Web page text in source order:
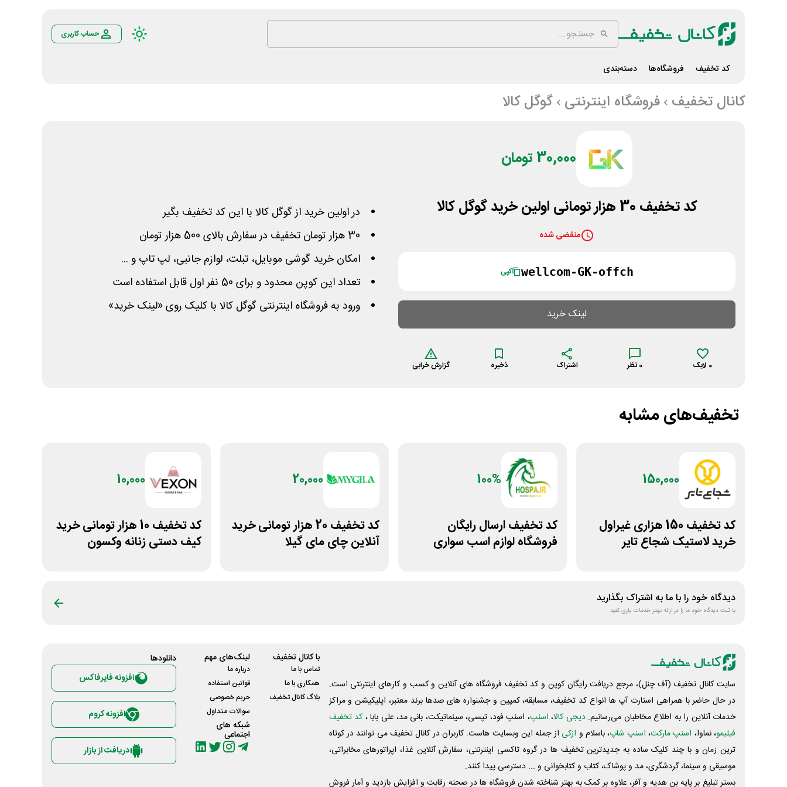
حساب کاربری
کد تخفیف فروشگاه‌ها دسته‌بندی
کانال تخفیف فروشگاه اینترنتی گوگل کالا
30,000 تومان
کد تخفیف 30 هزار تومانی اولین خرید گوگل کالا
منقضی شده
wellcom-GK-offch کپی
لینک خرید
0 لایک 0 نظر اشتراک ذخیره گزارش خرابی
در اولین خرید از گوگل کالا با این کد تخفیف بگیر
30 هزار تومان تخفیف در سفارش بالای 500 هزار تومان
امکان خرید گوشی موبایل، تبلت، لوازم جانبی، لپ تاپ و ...
تعداد این کوپن محدود و برای 50 نفر اول قابل استفاده است
ورود به فروشگاه اینترنتی گوگل کالا با کلیک روی «لینک خرید»
تخفیف‌های مشابه
150,000
کد تخفیف 150 هزاری غیراول
خرید لاستیک شجاع تایر
100%
کد تخفیف ارسال رایگان
فروشگاه لوازم اسب سواری
20,000
کد تخفیف 20 هزار تومانی خرید
آنلاین چای مای گیلا
10,000
کد تخفیف 10 هزار تومانی خرید
کیف دستی زنانه وکسون
دیدگاه خود را با ما به اشتراک بگذارید
با ثبت دیدگاه خود ما را در ارائه بهتر خدمات یاری کنید
سایت کانال تخفیف (آف چنل)، مرجع دریافت رایگان کوپن و کد تخفیف فروشگاه های آنلاین و کسب و‌ کارهای اینترنتی است.
در حال حاضر با همراهی استارت آپ ها انواع کد تخفیف، مسابقه، کمپین و جشنواره های صدها برند معتبر، اپلیکیشن و مراکز
خدمات آنلاین را به اطلاع مخاطبان می‌رسانیم. دیجی کالا، اسنپ، اسنپ فود، تپسی، سینماتیکت، بانی مد، علی‌ بابا ، کد تخفیف
فیلیمو، نماوا، اسنپ مارکت، اسنپ شاپ، باسلام و ازکی از جمله این وبسایت ‌هاست. کاربران در کانال تخفیف می توانند در کوتاه
ترین زمان و با چند کلیک ساده به جدیدترین تخفیف ها در گروه تاکسی اینترنتی، سفارش آنلاین غذا، اپراتورهای مخابراتی،
موسیقی و سینما، گردشگری، مد و پوشاک، کتاب و کتابخوانی و ... دسترسی پیدا کنند.
بستر تبلیغ بر پایه بن هدیه و آفر، علاوه بر کمک به بهتر شناخته شدن فروشگاه ها در صحنه رقابت و افزایش بازدید و آمار فروش
با کانال تخفیف
تماس با ما
همکاری با ما
بلاگ کانال تخفیف
لینک‌های مهم
درباره ما
قوانین استفاده
حریم خصوصی
سوالات متداول
شبکه های
اجتماعی
دانلود‌ها
افزونه فایرفاکس
افزونه کروم
دریافت از بازار